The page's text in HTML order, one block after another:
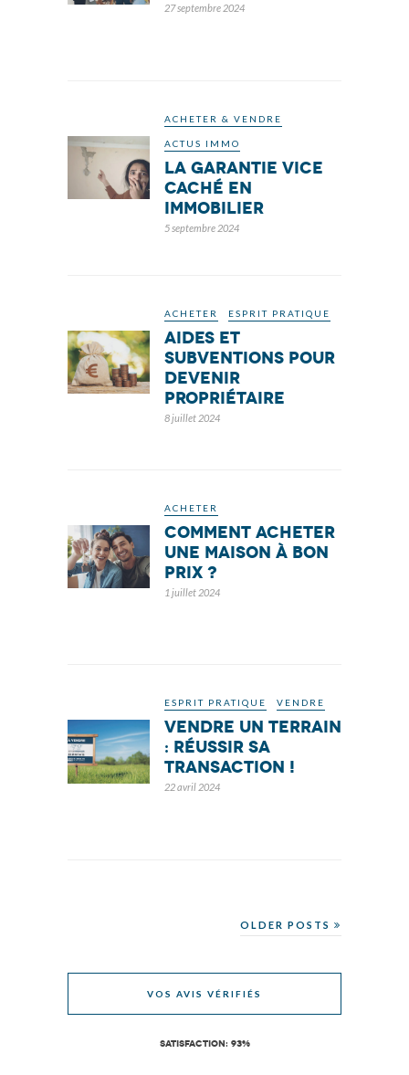
27 septembre 2024
ACHETER & VENDRE
ACTUS IMMO
La garantie vice
caché en
immobilier
5 septembre 2024
ACHETER ESPRIT PRATIQUE
Aides et
subventions pour
devenir
propriétaire
8 juillet 2024
ACHETER
Comment acheter
une maison à bon
prix ?
1 juillet 2024
ESPRIT PRATIQUE VENDRE
Vendre un terrain
: réussir sa
transaction !
22 avril 2024
OLDER POSTS
VOS AVIS VÉRIFIÉS
SATISFACTION: 93%